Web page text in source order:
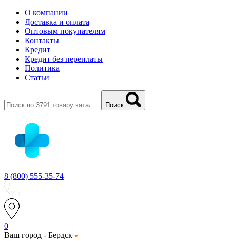
О компании
Доставка и оплата
Оптовым покупателям
Контакты
Кредит
Кредит без переплаты
Политика
Статьи
Поиск
8 (800) 555-35-74
0
Ваш город - Бердск